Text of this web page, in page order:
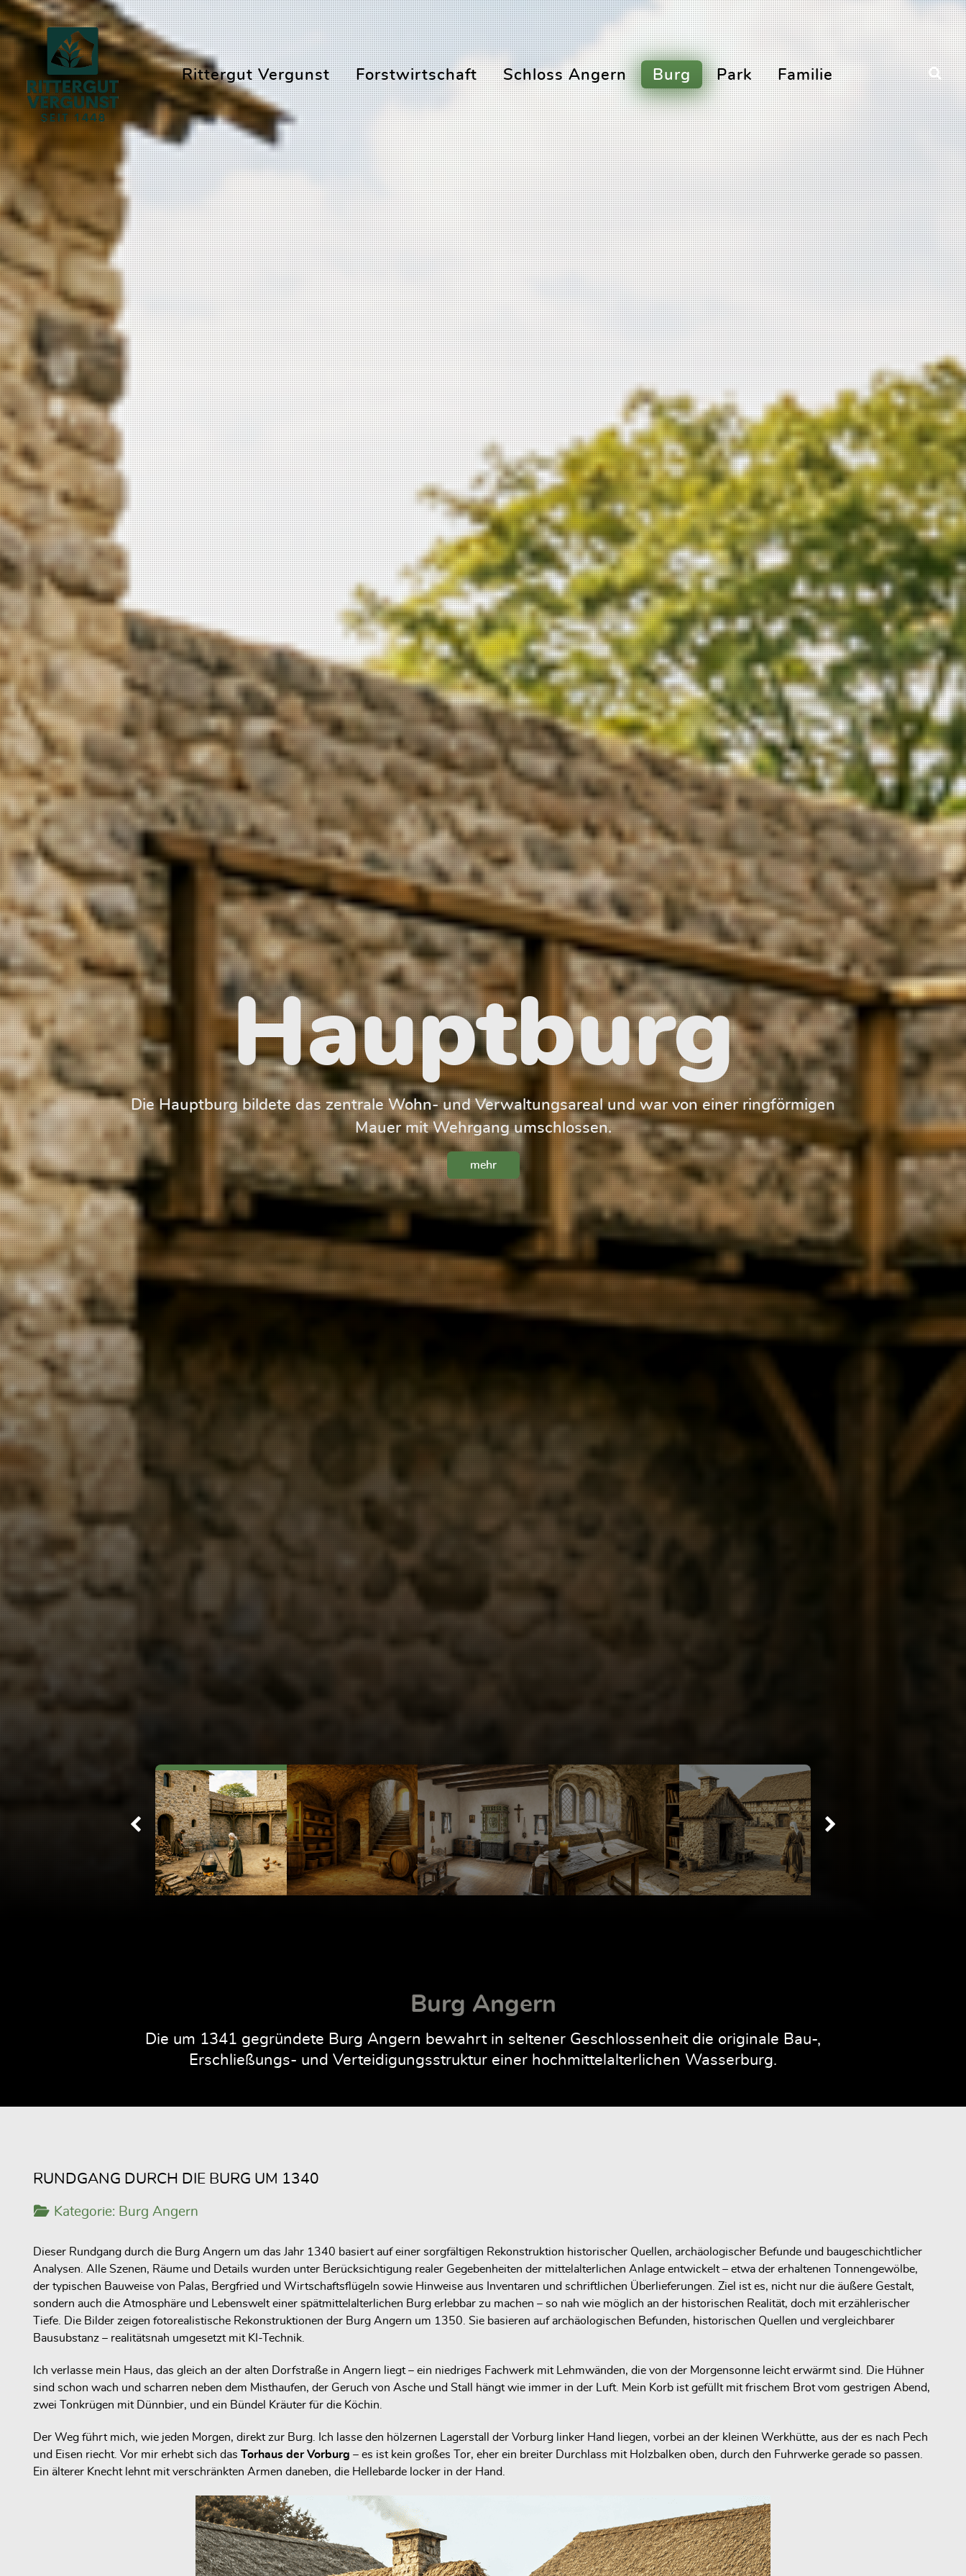
Rittergut Vergunst Forstwirtschaft Schloss Angern Burg Park Familie
Hauptburg
Die Hauptburg bildete das zentrale Wohn- und Verwaltungsareal und war von einer ringförmigen
Mauer mit Wehrgang umschlossen.
mehr
Der Palas
Burg Angern
Die um 1341 gegründete Burg Angern bewahrt in seltener Geschlossenheit die originale Bau-,
Erschließungs- und Verteidigungsstruktur einer hochmittelalterlichen Wasserburg.
RUNDGANG DURCH DIE BURG UM 1340
Kategorie: Burg Angern
Dieser Rundgang durch die Burg Angern um das Jahr 1340 basiert auf einer sorgfältigen Rekonstruktion historischer Quellen, archäologischer Befunde und baugeschichtlicher
Analysen. Alle Szenen, Räume und Details wurden unter Berücksichtigung realer Gegebenheiten der mittelalterlichen Anlage entwickelt – etwa der erhaltenen Tonnengewölbe,
der typischen Bauweise von Palas, Bergfried und Wirtschaftsflügeln sowie Hinweise aus Inventaren und schriftlichen Überlieferungen. Ziel ist es, nicht nur die äußere Gestalt,
sondern auch die Atmosphäre und Lebenswelt einer spätmittelalterlichen Burg erlebbar zu machen – so nah wie möglich an der historischen Realität, doch mit erzählerischer
Tiefe. Die Bilder zeigen fotorealistische Rekonstruktionen der Burg Angern um 1350. Sie basieren auf archäologischen Befunden, historischen Quellen und vergleichbarer
Bausubstanz – realitätsnah umgesetzt mit KI-Technik.
Ich verlasse mein Haus, das gleich an der alten Dorfstraße in Angern liegt – ein niedriges Fachwerk mit Lehmwänden, die von der Morgensonne leicht erwärmt sind. Die Hühner
sind schon wach und scharren neben dem Misthaufen, der Geruch von Asche und Stall hängt wie immer in der Luft. Mein Korb ist gefüllt mit frischem Brot vom gestrigen Abend,
zwei Tonkrügen mit Dünnbier, und ein Bündel Kräuter für die Köchin.
Der Weg führt mich, wie jeden Morgen, direkt zur Burg. Ich lasse den hölzernen Lagerstall der Vorburg linker Hand liegen, vorbei an der kleinen Werkhütte, aus der es nach Pech
und Eisen riecht. Vor mir erhebt sich das Torhaus der Vorburg – es ist kein großes Tor, eher ein breiter Durchlass mit Holzbalken oben, durch den Fuhrwerke gerade so passen.
Ein älterer Knecht lehnt mit verschränkten Armen daneben, die Hellebarde locker in der Hand.